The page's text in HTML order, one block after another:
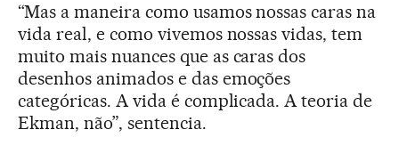
“Mas a maneira como usamos nossas caras na
vida real, e como vivemos nossas vidas, tem
muito mais nuances que as caras dos
desenhos animados e das emoções
categóricas. A vida é complicada. A teoria de
Ekman, não”, sentencia.